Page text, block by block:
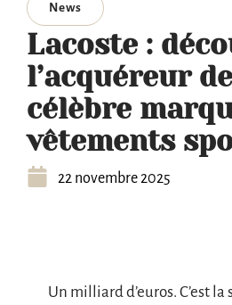
News
Lacoste :
l’acquéreur
célèbre
vêtements
22 novembre 2025
Un milliard d’euros. C’est